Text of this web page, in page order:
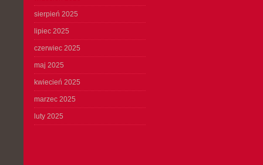
sierpień 2025
lipiec 2025
czerwiec 2025
maj 2025
kwiecień 2025
marzec 2025
luty 2025